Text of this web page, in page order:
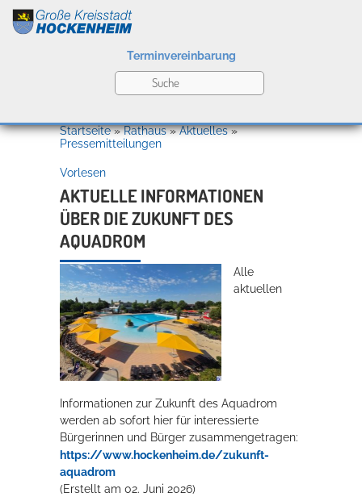
Kultur
Bildung
Wirtschaft
Rathaus
Service
Terminvereinbarung
Willkommen in Hockenheim
Konzerte, Tagungen und vieles mehr
Startseite»Rathaus»Aktuelles»
Pressemitteilungen
Vorlesen
AKTUELLE INFORMATIONEN
ÜBER DIE ZUKUNFT DES
AQUADROM
Alle
aktuellen
Informationen zur Zukunft des Aquadrom
werden ab sofort hier für interessierte
Bürgerinnen und Bürger zusammengetragen:
https://www.hockenheim.de/zukunft-
aquadrom
(Erstellt am 02. Juni 2026)